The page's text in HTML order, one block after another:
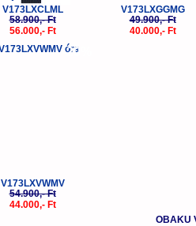
V173LXCLML
58.900,- Ft
56.000,- Ft
V173LXGGMG
49.900,- Ft
40.000,- Ft
-20%
V173LXVWMV
54.900,- Ft
44.000,- Ft
OBAKU